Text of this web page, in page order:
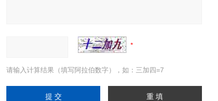
请输入计算结果（填写阿拉伯数字），如：三加四=7